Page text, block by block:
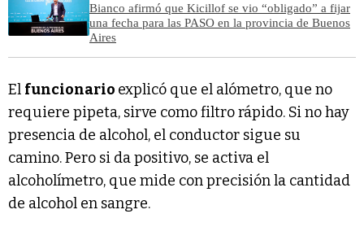
Bianco afirmó que Kicillof se vio “obligado” a fijar
una fecha para las PASO en la provincia de Buenos
Aires
El funcionario explicó que el alómetro, que no
requiere pipeta, sirve como filtro rápido. Si no hay
presencia de alcohol, el conductor sigue su
camino. Pero si da positivo, se activa el
alcoholímetro, que mide con precisión la cantidad
de alcohol en sangre.